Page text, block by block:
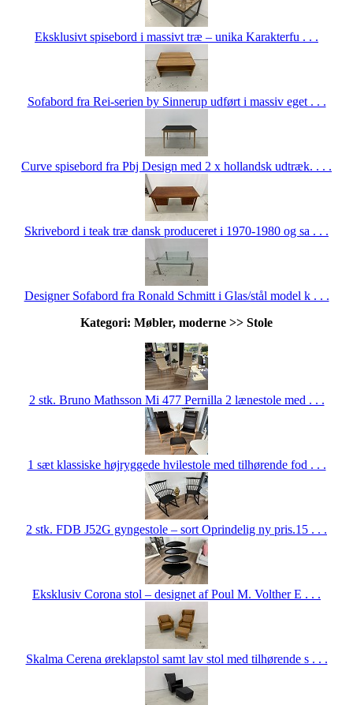
Eksklusivt spisebord i massivt træ – unika Karakterfu . . .
Sofabord fra Rei-serien by Sinnerup udført i massiv eget . . .
Curve spisebord fra Pbj Design med 2 x hollandsk udtræk. . . .
Skrivebord i teak træ dansk produceret i 1970-1980 og sa . . .
Designer Sofabord fra Ronald Schmitt i Glas/stål model k . . .
Kategori: Møbler, moderne >> Stole
2 stk. Bruno Mathsson Mi 477 Pernilla 2 lænestole med . . .
1 sæt klassiske højryggede hvilestole med tilhørende fod . . .
2 stk. FDB J52G gyngestole – sort Oprindelig ny pris.15 . . .
Eksklusiv Corona stol – designet af Poul M. Volther E . . .
Skalma Cerena øreklapstol samt lav stol med tilhørende s . . .